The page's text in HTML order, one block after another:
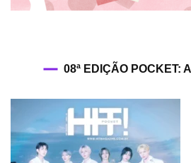
08ª EDIÇÃO POCKET: